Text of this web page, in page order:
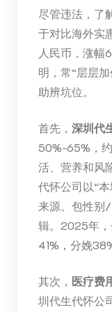
尽管违法，了
于对比海外实
人民币，涨幅
明，常“层层
助辨坑位。
首先， 深圳代
50%-65%，
活、营养和风
代怀公司以“
来源。包性别
辑。2025年，
41%，分娩
其次， 医疗费
圳代生代怀公